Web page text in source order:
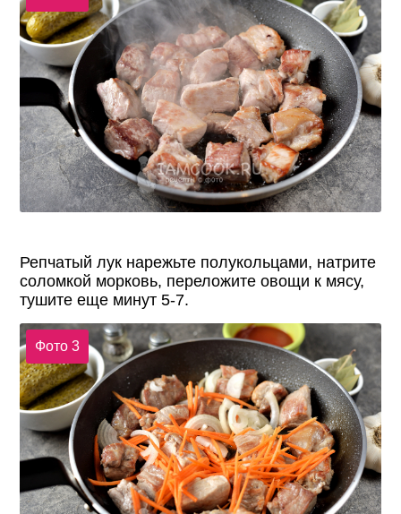
Репчатый лук нарежьте полукольцами, натрите
соломкой морковь, переложите овощи к мясу,
тушите еще минут 5-7.
Фото 3